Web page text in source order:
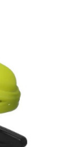
System